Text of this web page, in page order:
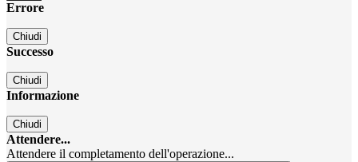
Errore
Chiudi
Successo
Chiudi
Informazione
Chiudi
Attendere...
Attendere il completamento dell'operazione...